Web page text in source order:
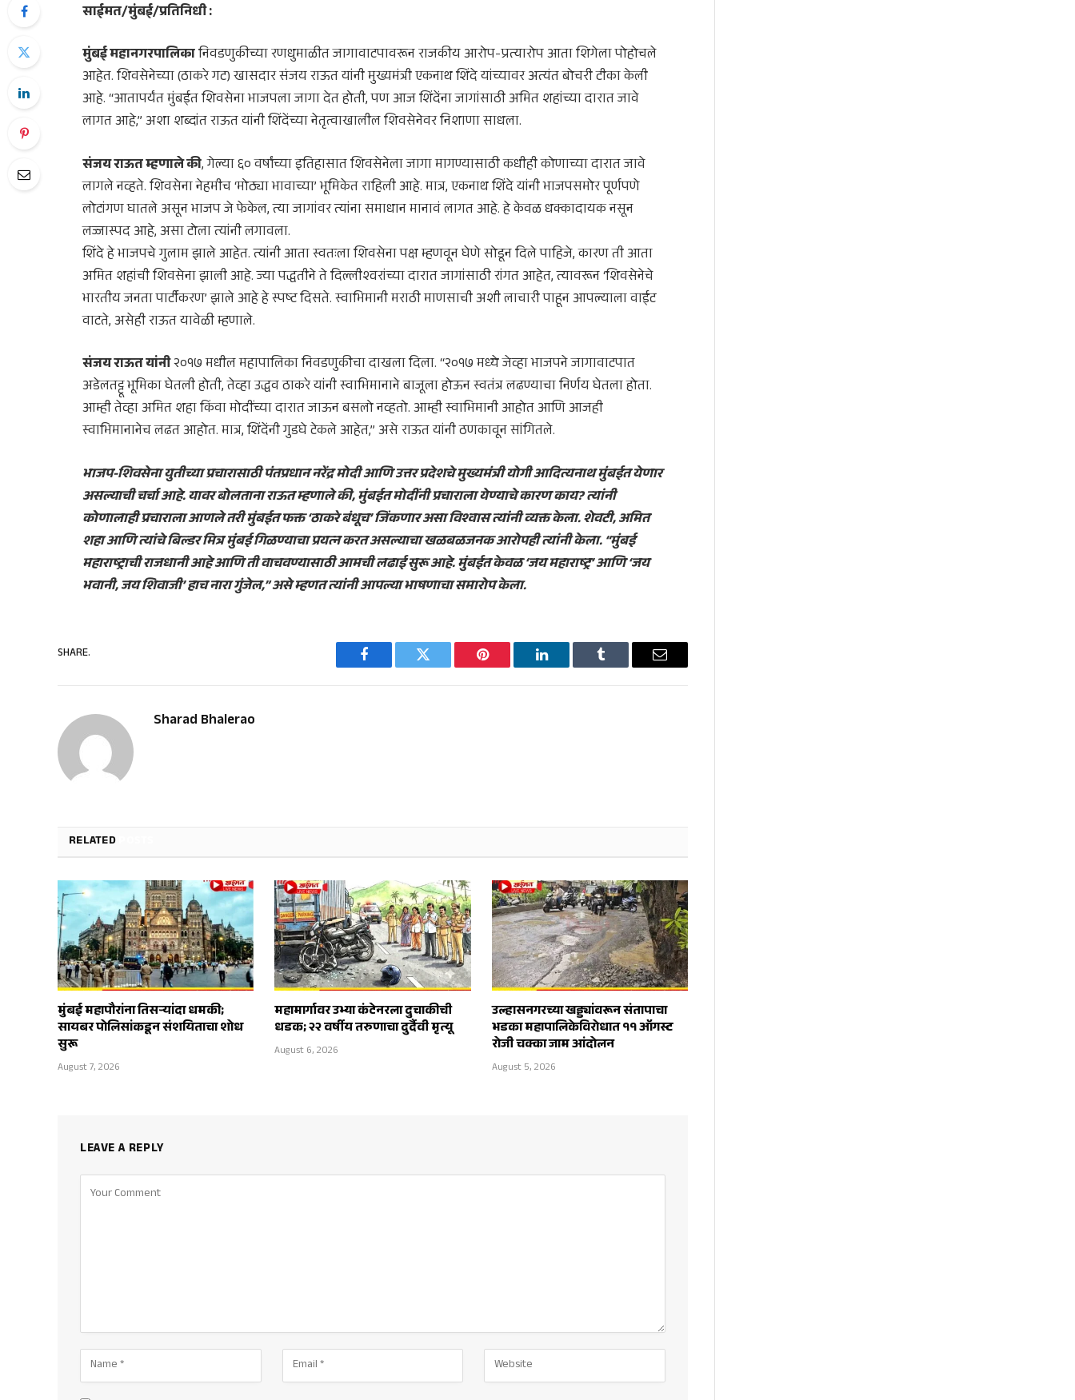
साईमत/मुंबई/प्रतिनिधी :
मुंबई महानगरपालिकानिवडणुकीच्या रणधुमाळीत जागावाटपावरून राजकीय आरोप-प्रत्यारोप आता शिगेला पोहोचले
आहेत. शिवसेनेच्या (ठाकरे गट) खासदार संजय राऊत यांनी मुख्यमंत्री एकनाथ शिंदे यांच्यावर अत्यंत बोचरी टीका केली
आहे. “आतापर्यंत मुंबईत शिवसेना भाजपला जागा देत होती, पण आज शिंदेंना जागांसाठी अमित शहांच्या दारात जावे
लागत आहे,” अशा शब्दांत राऊत यांनी शिंदेंच्या नेतृत्वाखालील शिवसेनेवर निशाणा साधला.
संजय राऊत म्हणाले की, गेल्या ६० वर्षांच्या इतिहासात शिवसेनेला जागा मागण्यासाठी कधीही कोणाच्या दारात जावे
लागले नव्हते. शिवसेना नेहमीच ‘मोठ्या भावाच्या’ भूमिकेत राहिली आहे. मात्र, एकनाथ शिंदे यांनी भाजपसमोर पूर्णपणे
लोटांगण घातले असून भाजप जे फेकेल, त्या जागांवर त्यांना समाधान मानावं लागत आहे. हे केवळ धक्कादायक नसून
लज्जास्पद आहे, असा टोला त्यांनी लगावला.
शिंदे हे भाजपचे गुलाम झाले आहेत. त्यांनी आता स्वतःला शिवसेना पक्ष म्हणवून घेणे सोडून दिले पाहिजे, कारण ती आता
अमित शहांची शिवसेना झाली आहे. ज्या पद्धतीने ते दिल्लीश्वरांच्या दारात जागांसाठी रांगत आहेत, त्यावरून ‘शिवसेनेचे
भारतीय जनता पार्टीकरण’ झाले आहे हे स्पष्ट दिसते. स्वाभिमानी मराठी माणसाची अशी लाचारी पाहून आपल्याला वाईट
वाटते, असेही राऊत यावेळी म्हणाले.
संजय राऊत यांनी२०१७ मधील महापालिका निवडणुकीचा दाखला दिला. “२०१७ मध्ये जेव्हा भाजपने जागावाटपात
अडेलतट्टू भूमिका घेतली होती, तेव्हा उद्धव ठाकरे यांनी स्वाभिमानाने बाजूला होऊन स्वतंत्र लढण्याचा निर्णय घेतला होता.
आम्ही तेव्हा अमित शहा किंवा मोदींच्या दारात जाऊन बसलो नव्हतो. आम्ही स्वाभिमानी आहोत आणि आजही
स्वाभिमानानेच लढत आहोत. मात्र, शिंदेंनी गुडघे टेकले आहेत,” असे राऊत यांनी ठणकावून सांगितले.
भाजप-शिवसेना युतीच्या प्रचारासाठी पंतप्रधान नरेंद्र मोदी आणि उत्तर प्रदेशचे मुख्यमंत्री योगी आदित्यनाथ मुंबईत येणार
असल्याची चर्चा आहे. यावर बोलताना राऊत म्हणाले की, मुंबईत मोदींनी प्रचाराला येण्याचे कारण काय? त्यांनी
कोणालाही प्रचाराला आणले तरी मुंबईत फक्त ‘ठाकरे बंधूच’ जिंकणार असा विश्वास त्यांनी व्यक्त केला. शेवटी, अमित
शहा आणि त्यांचे बिल्डर मित्र मुंबई गिळण्याचा प्रयत्न करत असल्याचा खळबळजनक आरोपही त्यांनी केला. “मुंबई
महाराष्ट्राची राजधानी आहे आणि ती वाचवण्यासाठी आमची लढाई सुरू आहे. मुंबईत केवळ ‘जय महाराष्ट्र’ आणि ‘जय
भवानी, जय शिवाजी’ हाच नारा गुंजेल,” असे म्हणत त्यांनी आपल्या भाषणाचा समारोप केला.
SHARE.
Facebook Twitter Pinterest LinkedIn Tumblr Email
Sharad Bhalerao
RELATED
मुंबई महापौरांना तिसऱ्यांदा धमकी;
सायबर पोलिसांकडून संशयिताचा शोध
सुरू
August 7, 2026
महामार्गावर उभ्या कंटेनरला दुचाकीची
धडक; २२ वर्षीय तरुणाचा दुर्दैवी मृत्यू
August 6, 2026
उल्हासनगरच्या खड्ड्यांवरून संतापाचा
भडका महापालिकेविरोधात ११ ऑगस्ट
रोजी चक्का जाम आंदोलन
August 5, 2026
LEAVE A REPLY